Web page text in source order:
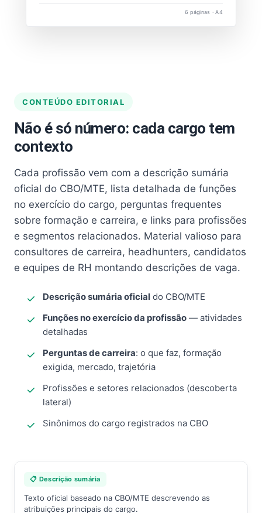
6 páginas · A4
CONTEÚDO EDITORIAL
Não é só número: cada cargo tem
contexto
Cada profissão vem com a descrição sumária
oficial do CBO/MTE, lista detalhada de funções
no exercício do cargo, perguntas frequentes
sobre formação e carreira, e links para profissões
e segmentos relacionados. Material valioso para
consultores de carreira, headhunters, candidatos
e equipes de RH montando descrições de vaga.
Descrição sumária oficial do CBO/MTE
Funções no exercício da profissão — atividades
detalhadas
Perguntas de carreira: o que faz, formação
exigida, mercado, trajetória
Profissões e setores relacionados (descoberta
lateral)
Sinônimos do cargo registrados na CBO
📋 Descrição sumária
Texto oficial baseado na CBO/MTE descrevendo as
atribuições principais do cargo.